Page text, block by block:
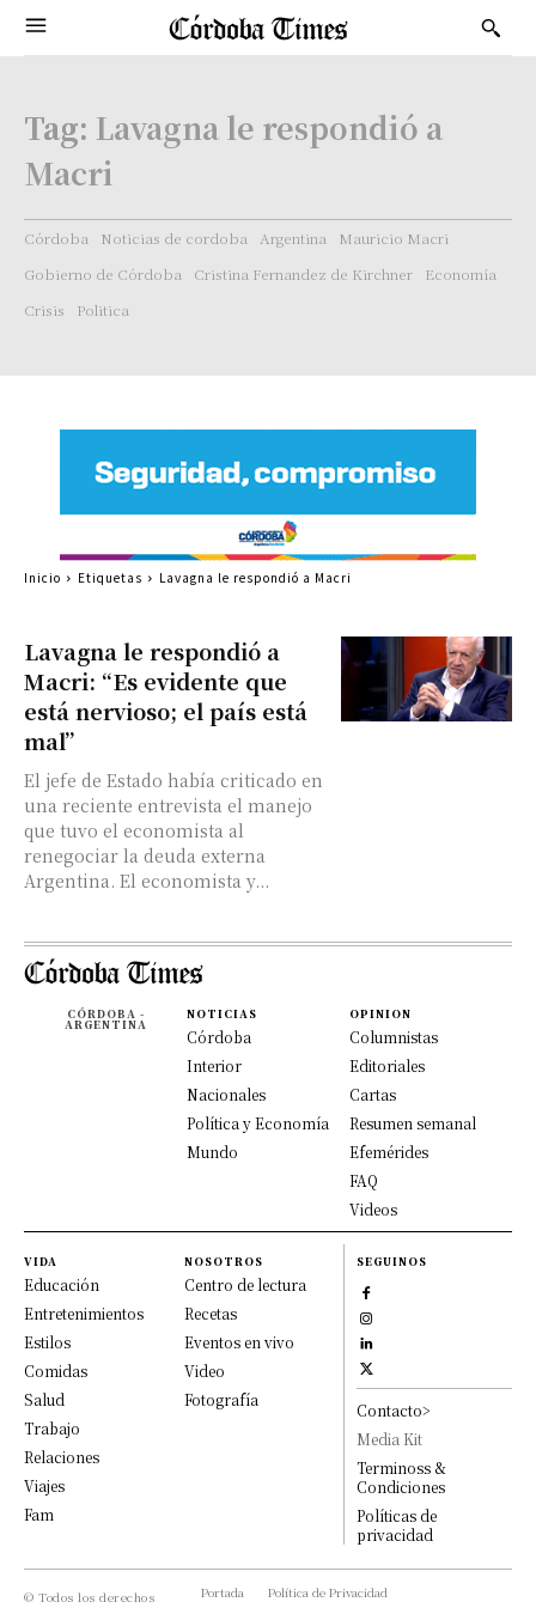
Tag: Lavagna le respondió a
Macri
Córdoba Noticias de cordoba Argentina
Mauricio Macri
Gobierno de Córdoba
Cristina Fernandez de Kirchner
Economía
Crisis
Politica
Lavagna le respondió a
Macri: “Es evidente que
está nervioso; el país está
mal”
El jefe de Estado había criticado en
una reciente entrevista el manejo
que tuvo el economista al
renegociar la deuda externa
Argentina. El economista y...
Inicio Etiquetas Lavagna le respondió a Macri
CÓRDOBA -
ARGENTINA
NOTICIAS
Córdoba
Interior
Nacionales
Política y Economía
Mundo
OPINION
Columnistas
Editoriales
Cartas
Resumen semanal
Efemérides
FAQ
Videos
VIDA
Educación
Entretenimientos
Estilos
Comidas
Salud
Trabajo
Relaciones
Viajes
Fam
NOSOTROS
Centro de lectura
Recetas
Eventos en vivo
Video
Fotografía
SEGUINOS
Contacto>
Media Kit
Terminoss &
Condiciones
Políticas de
privacidad
© Todos los derechos
Portada
Política de Privacidad